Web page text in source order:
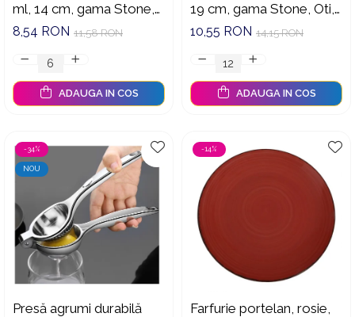
ml, 14 cm, gama Stone,
Oti, 191683 R11,58 RON
8,54 RON
ADAUGA IN COS
19 cm, gama Stone, Oti,
191681R
14,15 RON
10,55 RON
ADAUGA IN COS
-34%
NOU
Presă agrumi durabilă
-14%
Farfurie portelan, rosie,